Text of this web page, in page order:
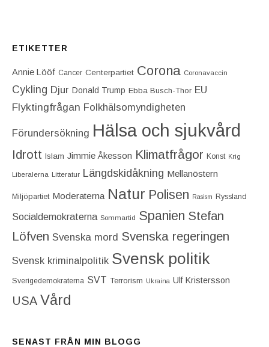
ETIKETTER
Annie Lööf Cancer Centerpartiet‎ Corona Coronavaccin
Cykling Djur Donald Trump Ebba Busch-Thor EU
Flyktingfrågan Folkhälsomyndigheten
Förundersökning Hälsa och sjukvård
Idrott Islam Jimmie Åkesson Klimatfrågor Konst Krig
Liberalerna Litteratur Längdskidåkning Mellanöstern
Miljöpartiet Moderaterna Natur Polisen Rasism Ryssland
Socialdemokraterna Sommartid Spanien Stefan
Löfven Svenska mord Svenska regeringen
Svensk kriminalpolitik Svensk politik
Sverigedemokraterna SVT Terrorism Ukraina Ulf Kristersson
USA Vård
SENAST FRÅN MIN BLOGG